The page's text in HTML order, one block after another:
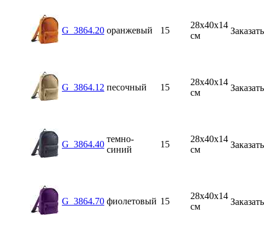
G_3864.20 оранжевый 15
28х40x14
см
Заказать
G_3864.12 песочный 15
28х40x14
см
Заказать
G_3864.40
темно-
синий
15
28х40x14
см
Заказать
G_3864.70 фиолетовый 15
28х40x14
см
Заказать